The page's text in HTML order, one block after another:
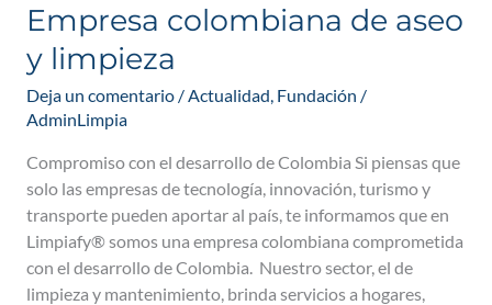
Empresa colombiana de aseo
y limpieza
Deja un comentario /Actualidad, Fundación /
AdminLimpia
Compromiso con el desarrollo de Colombia Si piensas que
solo las empresas de tecnología, innovación, turismo y
transporte pueden aportar al país, te informamos que en
Limpiafy® somos una empresa colombiana comprometida
con el desarrollo de Colombia. Nuestro sector, el de
limpieza y mantenimiento, brinda servicios a hogares,